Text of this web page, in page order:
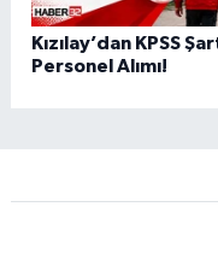
Kızılay’dan KPSS
Personel Alımı!